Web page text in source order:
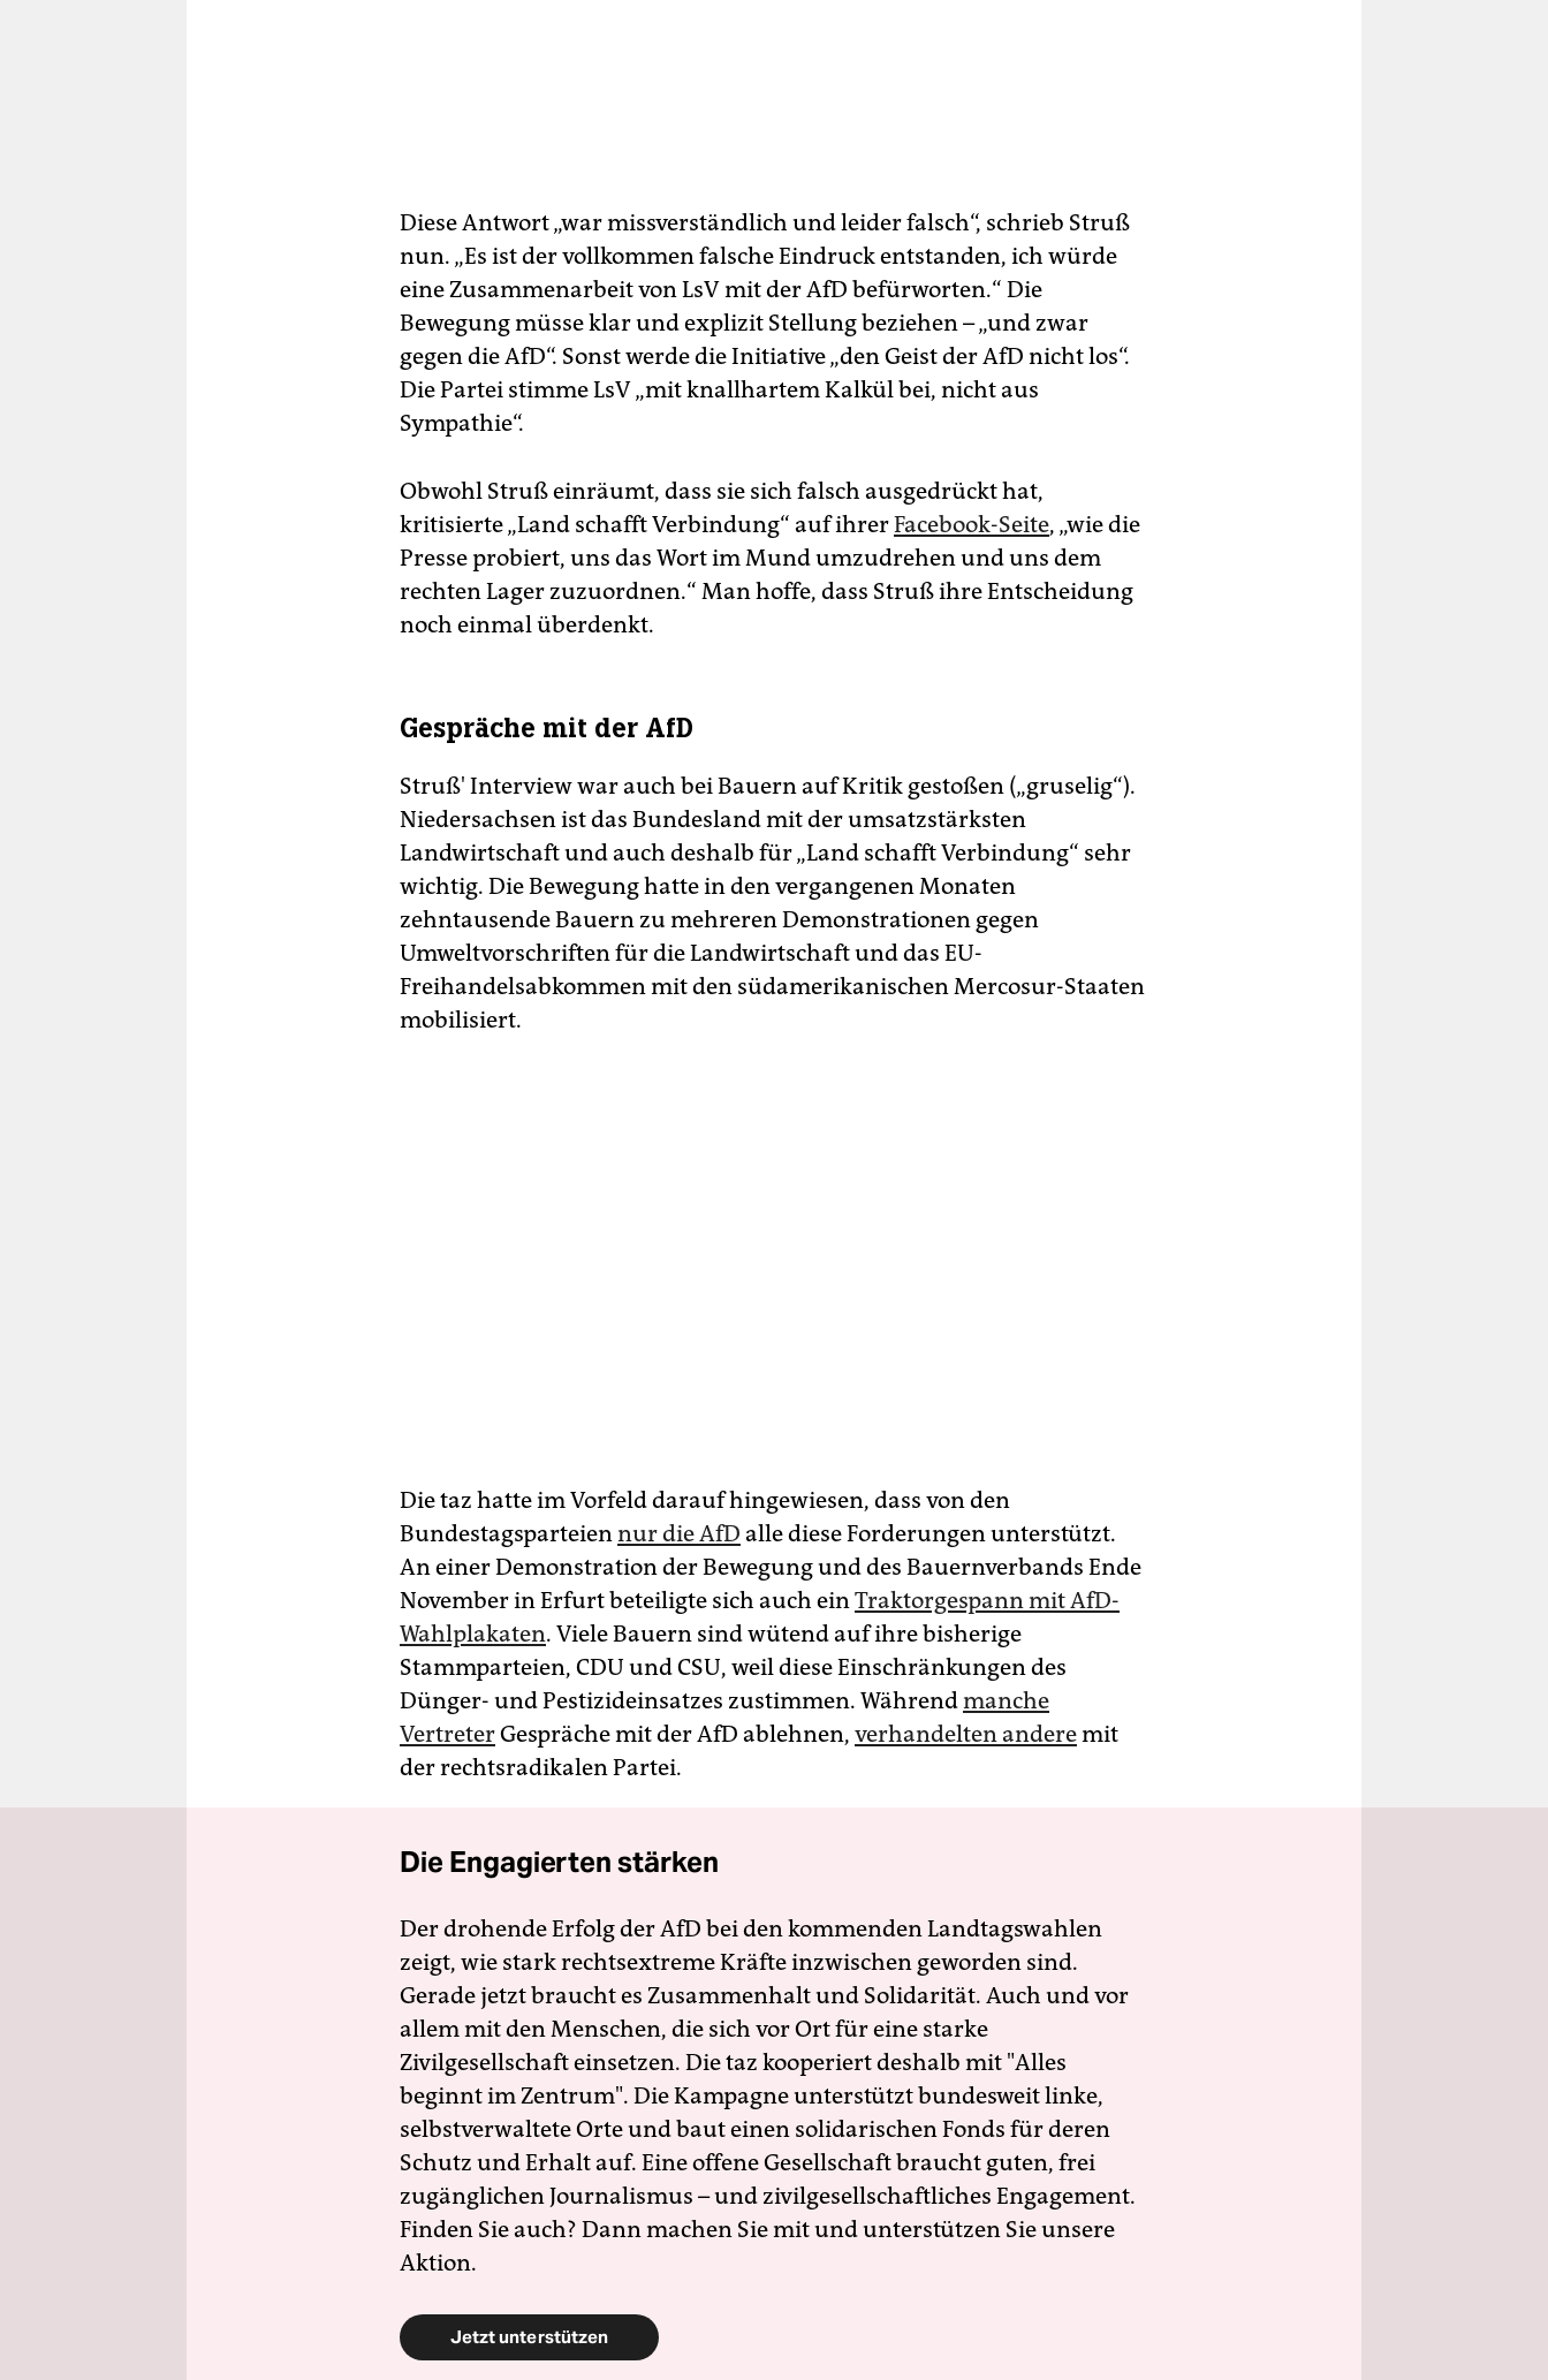
Diese Antwort „war missverständlich und leider falsch“, schrieb Struß
nun. „Es ist der vollkommen falsche Eindruck entstanden, ich würde
eine Zusammenarbeit von LsV mit der AfD befürworten.“ Die
Bewegung müsse klar und explizit Stellung beziehen – „und zwar
gegen die AfD“. Sonst werde die Initiative „den Geist der AfD nicht los“.
Die Partei stimme LsV „mit knallhartem Kalkül bei, nicht aus
Sympathie“.
Obwohl Struß einräumt, dass sie sich falsch ausgedrückt hat,
kritisierte „Land schafft Verbindung“ auf ihrerFacebook-Seite, „wie die
Presse probiert, uns das Wort im Mund umzudrehen und uns dem
rechten Lager zuzuordnen.“ Man hoffe, dass Struß ihre Entscheidung
noch einmal überdenkt.
Gespräche mit der AfD
Struß' Interview war auch bei Bauern auf Kritik gestoßen („gruselig“).
Niedersachsen ist das Bundesland mit der umsatzstärksten
Landwirtschaft und auch deshalb für „Land schafft Verbindung“ sehr
wichtig. Die Bewegung hatte in den vergangenen Monaten
zehntausende Bauern zu mehreren Demonstrationen gegen
Umweltvorschriften für die Landwirtschaft und das EU-
Freihandelsabkommen mit den südamerikanischen Mercosur-Staaten
mobilisiert.
Die taz hatte im Vorfeld darauf hingewiesen, dass von den
Bundestagsparteiennur die AfD alle diese Forderungen unterstützt.
An einer Demonstration der Bewegung und des Bauernverbands Ende
November in Erfurt beteiligte sich auch einTraktorgespann mit AfD-
Wahlplakaten. Viele Bauern sind wütend auf ihre bisherige
Stammparteien, CDU und CSU, weil diese Einschränkungen des
Dünger- und Pestizideinsatzes zustimmen. Währendmanche
VertreterGespräche mit der AfD ablehnen, verhandelten anderemit
der rechtsradikalen Partei.
Die Engagierten stärken
Der drohende Erfolg der AfD bei den kommenden Landtagswahlen
zeigt, wie stark rechtsextreme Kräfte inzwischen geworden sind.
Gerade jetzt braucht es Zusammenhalt und Solidarität. Auch und vor
allem mit den Menschen, die sich vor Ort für eine starke
Zivilgesellschaft einsetzen. Die taz kooperiert deshalb mit "Alles
beginnt im Zentrum". Die Kampagne unterstützt bundesweit linke,
selbstverwaltete Orte und baut einen solidarischen Fonds für deren
Schutz und Erhalt auf. Eine offene Gesellschaft braucht guten, frei
zugänglichen Journalismus – und zivilgesellschaftliches Engagement.
Finden Sie auch? Dann machen Sie mit und unterstützen Sie unsere
Aktion.
Jetzt unterstützen